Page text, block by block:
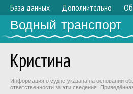
База данных Дополнительно
Водный транспорт
Кристина
Информация о судне указана на основании
ответственности за эти сведения.